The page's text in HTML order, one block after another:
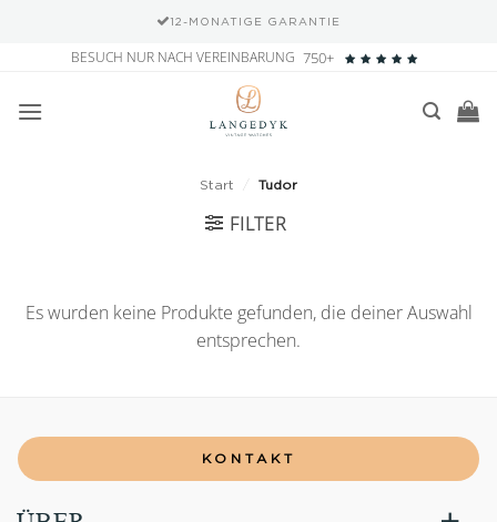
12-MONATIGE GARANTIE
springen
BESUCH NUR NACH VEREINBARUNG 750+
Start Tudor
FILTER
Es wurden keine Produkte gefunden, die deiner Auswahl
entsprechen.
KONTAKT